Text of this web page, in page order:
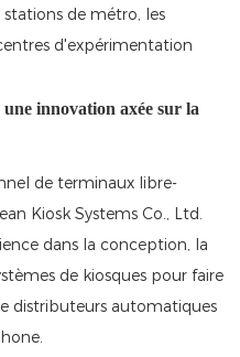
de métro, les
d'expérimentation
innovation axée sur la
de terminaux libre-
Kiosk Systems Co., Ltd.
dans la conception, la
de kiosques pour faire
distributeurs automatiques